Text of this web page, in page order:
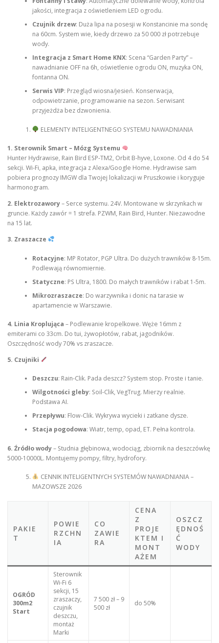
jakości, integracja z oświetleniem LED ogrodu.
Czujnik drzew: Duża lipa na posesji w Konstancinie ma sondę
na 60cm. System wie, kiedy drzewo za 50 000 zł potrzebuje
wody.
Integracja z Smart Home KNX: Scena “Garden Party” –
nawadnianie OFF na 6h, oświetlenie ogrodu ON, muzyka ON,
fontanna ON.
Serwis VIP: Przegląd wiosna/jesień. Konserwacja,
odpowietrzanie, programowanie na sezon. Serwisant
przyjeżdża bez dzwonienia.
ELEMENTY INTELIGENTNEGO SYSTEMU NAWADNIANIA
1. Sterownik Smart – Mózg Systemu
Hunter Hydrawise, Rain Bird ESP-TM2, Orbit B-hyve, Loxone. Od 4 do 54
sekcji. Wi-Fi, apka, integracja z Alexa/Google Home. Hydrawise sam
pobiera prognozy IMGW dla Twojej lokalizacji w Pruszkowie i koryguje
harmonogram.
2. Elektrozawory– Serce systemu. 24V. Montowane w skrzynkach w
gruncie. Każdy zawór = 1 strefa. PZWM, Rain Bird, Hunter. Niezawodne
na 15 lat.
3. Zraszacze
Rotacyjne: MP Rotator, PGP Ultra. Do dużych trawników 8-15m.
Podlewają równomiernie.
Statyczne: PS Ultra, 1800. Do małych trawników i rabat 1-5m.
Mikrozraszacze: Do warzywnika i donic na tarasie w
apartamencie w Warszawie.
4. Linia Kroplująca – Podlewanie kropelkowe. Węże 16mm z
emiterami co 33cm. Do tui, żywopłotów, rabat, jagodników.
Oszczędność wody 70% vs zraszacze.
5. Czujniki
Deszczu: Rain-Clik. Pada deszcz? System stop. Proste i tanie.
Wilgotności gleby: Soil-Clik, VegTrug. Mierzy realnie.
Podstawa AI.
Przepływu: Flow-Clik. Wykrywa wycieki i zatkane dysze.
Stacja pogodowa: Wiatr, temp, opad, ET. Pełna kontrola.
6. Źródło wody– Studnia głębinowa, wodociąg, zbiornik na deszczówkę
5000-10000L. Montujemy pompy, filtry, hydrofory.
CENNIK INTELIGENTNYCH SYSTEMÓW NAWADNIANIA –
MAZOWSZE 2026
PAKIE
T
POWIE
RZCHN
IA
CO
ZAWIE
RA
CENA
Z
PROJE
KTEM I
MONT
AŻEM
OSZCZ
ĘDNOŚ
Ć
WODY
OGRÓD
300m2
Start
Sterownik
Wi-Fi 6
sekcji, 15
zraszaczy,
czujnik
deszczu,
montaż
Marki
7 500 zł – 9
500 zł
do 50%